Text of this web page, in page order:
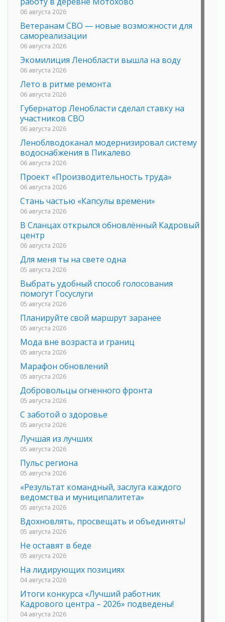
06 августа 2026
Ветеранам СВО — новые возможности для
самореализации
06 августа 2026
Экомилиция Ленобласти вышла на воду
06 августа 2026
Лето в ритме ремонта
06 августа 2026
Губернатор Ленобласти сделал ставку на
участников СВО
06 августа 2026
Леноблводоканал модернизировал систему
водоснабжения в Пикалево
06 августа 2026
Проект «Производительность труда»
06 августа 2026
Стань частью «Капсулы времени»
06 августа 2026
В Сланцах открылся обновлённый Кадровый
центр
06 августа 2026
Для меня ты на свете одна
05 августа 2026
Выбрать удобный способ голосования
помогут Госуслуги
05 августа 2026
Планируйте свой маршрут заранее
05 августа 2026
Мода вне возраста и границ
05 августа 2026
Марафон обновлений
05 августа 2026
Добровольцы огненного фронта
05 августа 2026
С заботой о здоровье
05 августа 2026
Лучшая из лучших
05 августа 2026
Пульс региона
05 августа 2026
«Результат командный, заслуга каждого
ведомства и муниципалитета»
05 августа 2026
Вдохновлять, просвещать и объединять!
05 августа 2026
Не оставят в беде
05 августа 2026
На лидирующих позициях
04 августа 2026
Итоги конкурса «Лучший работник
Кадрового центра – 2026» подведены!
04 августа 2026